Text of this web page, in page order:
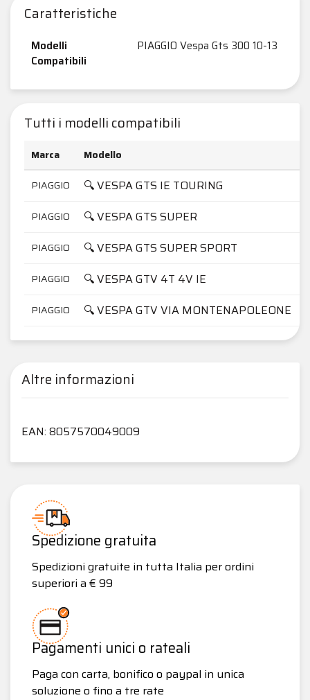
Caratteristiche
Modelli
Compatibili
PIAGGIO Vespa Gts 300 10-13
Tutti i modelli compatibili
Marca Modello
PIAGGIO
🔍 VESPA GTS IE TOURING
PIAGGIO 🔍 VESPA GTS SUPER
PIAGGIO 🔍 VESPA GTS SUPER SPORT
PIAGGIO 🔍 VESPA GTV 4T 4V IE
PIAGGIO 🔍 VESPA GTV VIA MONTENAPOLEONE
Altre informazioni
EAN: 8057570049009
Spedizione gratuita
Spedizioni gratuite in tutta Italia per ordini
superiori a € 99
Pagamenti unici o rateali
Paga con carta, bonifico o paypal in unica
soluzione o fino a tre rate